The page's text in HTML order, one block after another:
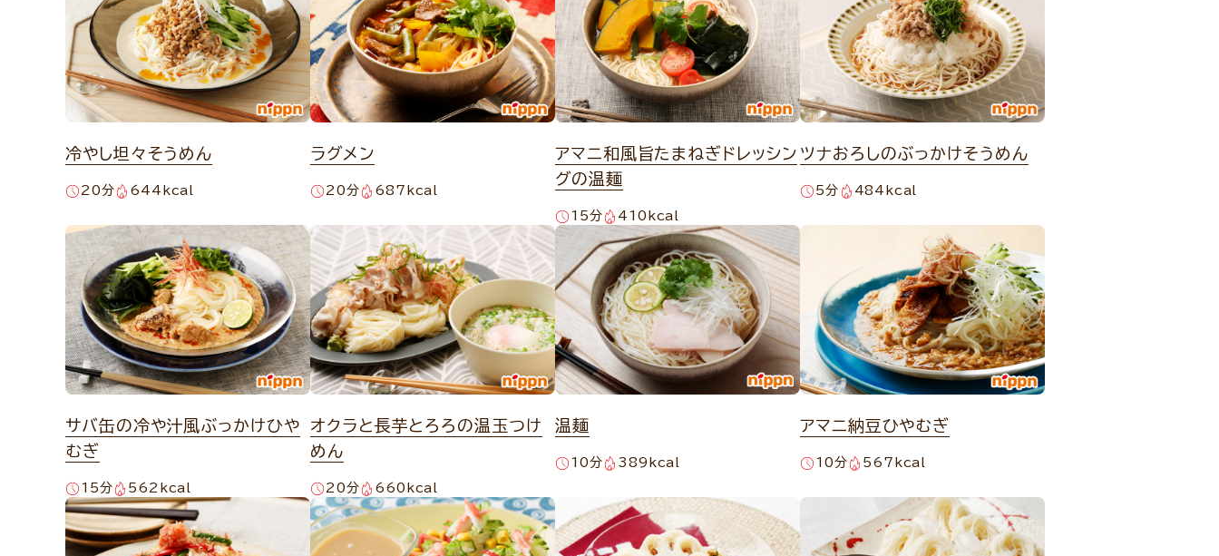
冷やし坦々そうめん
20分 644kcal
ラグメン
20分 687kcal
アマニ和風旨たまねぎドレッシン
グの温麺
15分 410kcal
ツナおろしのぶっかけそうめん
5分 484kcal
サバ缶の冷や汁風ぶっかけひや
むぎ
15分 562kcal
オクラと長芋とろろの温玉つけ
めん
20分 660kcal
温麺
10分 389kcal
アマニ納豆ひやむぎ
10分 567kcal